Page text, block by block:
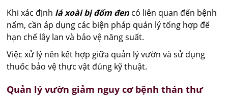
Khi xác định lá xoài bị đốm đen có liên quan đến bệnh
nấm, cần áp dụng các biện pháp quản lý tổng hợp để
hạn chế lây lan và bảo vệ năng suất.
Việc xử lý nên kết hợp giữa quản lý vườn và sử dụng
thuốc bảo vệ thực vật đúng kỹ thuật.
Quản lý vườn giảm nguy cơ bệnh thán thư